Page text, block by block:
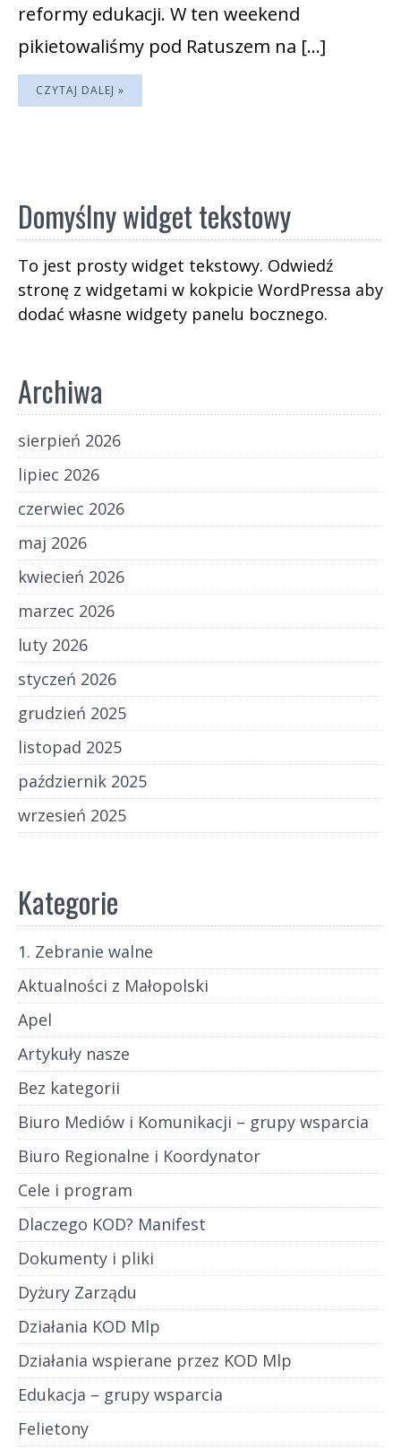
reformy edukacji. W ten weekend
pikietowaliśmy pod Ratuszem na […]
CZYTAJ DALEJ »
Domyślny widget tekstowy
To jest prosty widget tekstowy. Odwiedź
stronę z widgetami w kokpicie WordPressa aby
dodać własne widgety panelu bocznego.
Archiwa
sierpień 2026
lipiec 2026
czerwiec 2026
maj 2026
kwiecień 2026
marzec 2026
luty 2026
styczeń 2026
grudzień 2025
listopad 2025
październik 2025
wrzesień 2025
Kategorie
1. Zebranie walne
Aktualności z Małopolski
Apel
Artykuły nasze
Bez kategorii
Biuro Mediów i Komunikacji – grupy wsparcia
Biuro Regionalne i Koordynator
Cele i program
Dlaczego KOD? Manifest
Dokumenty i pliki
Dyżury Zarządu
Działania KOD Mlp
Działania wspierane przez KOD Mlp
Edukacja – grupy wsparcia
Felietony